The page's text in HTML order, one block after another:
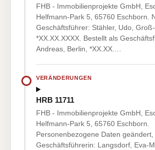
FHB - Immobilienprojekte GmbH,
Helfmann-Park 5, 65760 Eschborn.
Geschäftsführer: Stähler, Udo, Groß-
*XX.XX.XXXX. Bestellt als
Andreas, Berlin, *XX.XX.…
VERÄNDERUNGEN
HRB 11711
FHB - Immobilienprojekte GmbH,
Helfmann-Park 5, 65760 Eschborn.
Personenbezogene Daten geändert,
Geschäftsführerin: Langsdorf, Eva-